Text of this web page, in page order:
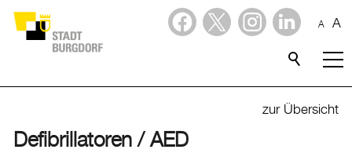
A A
Abfall
zur Übersicht
Defibrillatoren / AED